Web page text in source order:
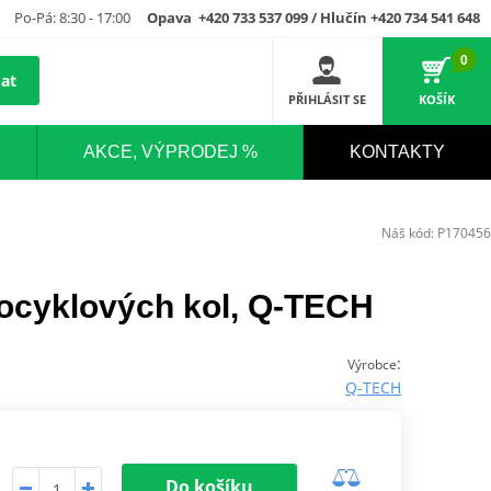
Po-Pá: 8:30 - 17:00 Opava +420 733 537 099 / Hlučín +420 734 541 648
PŘIHLÁSIT SE
0
KOŠÍK
AKCE, VÝPRODEJ % KONTAKTY
kol, Q-TECH
Výrobce:
Q-TECH
Náš kód: P170456